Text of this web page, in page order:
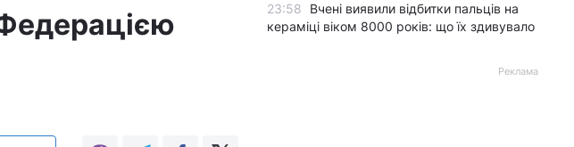
23:58
Вчені виявили відбитки пальців на
кераміці віком 8000 років: що їх здивувало
Реклама